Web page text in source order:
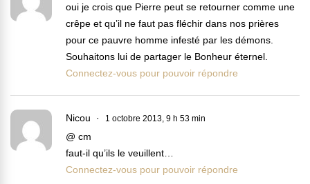
oui je crois que Pierre peut se retourner comme une
crêpe et qu’il ne faut pas fléchir dans nos prières
pour ce pauvre homme infesté par les démons.
Souhaitons lui de partager le Bonheur éternel.
Connectez-vous pour pouvoir répondre
Nicou 1 octobre 2013, 9 h 53 min
@ cm
faut-il qu’ils le veuillent…
Connectez-vous pour pouvoir répondre